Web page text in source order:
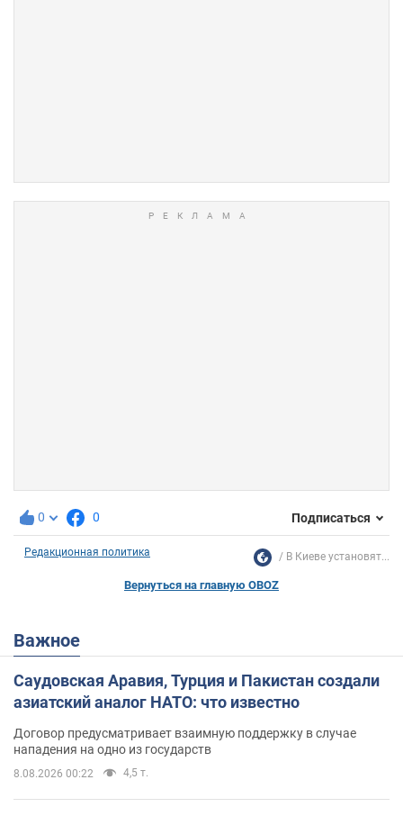
0 0 Подписаться
Редакционная политика В Киеве установят...
Вернуться на главную OBOZ
Важное
Саудовская Аравия, Турция и Пакистан создали
азиатский аналог НАТО: что известно
Договор предусматривает взаимную поддержку в случае
нападения на одно из государств
8.08.2026 00:22 4,5 т.